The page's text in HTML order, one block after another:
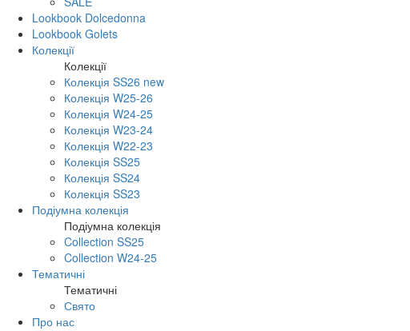
Lookbook Dolcedonna
Lookbook Golets
Колекції
Колекції
Колекція SS26 new
Колекція W25-26
Колекція W24-25
Колекція W23-24
Колекція W22-23
Колекція SS25
Колекція SS24
Колекція SS23
Подіумна колекція
Подіумна колекція
Collection SS25
Collection W24-25
Тематичні
Тематичні
Свято
Про нас